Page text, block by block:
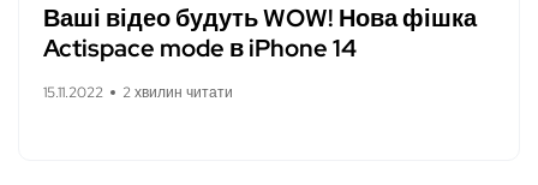
Ваші відео будуть WOW! Нова фішка
Actispace mode в iPhone 14
15.11.2022 2 хвилин читати